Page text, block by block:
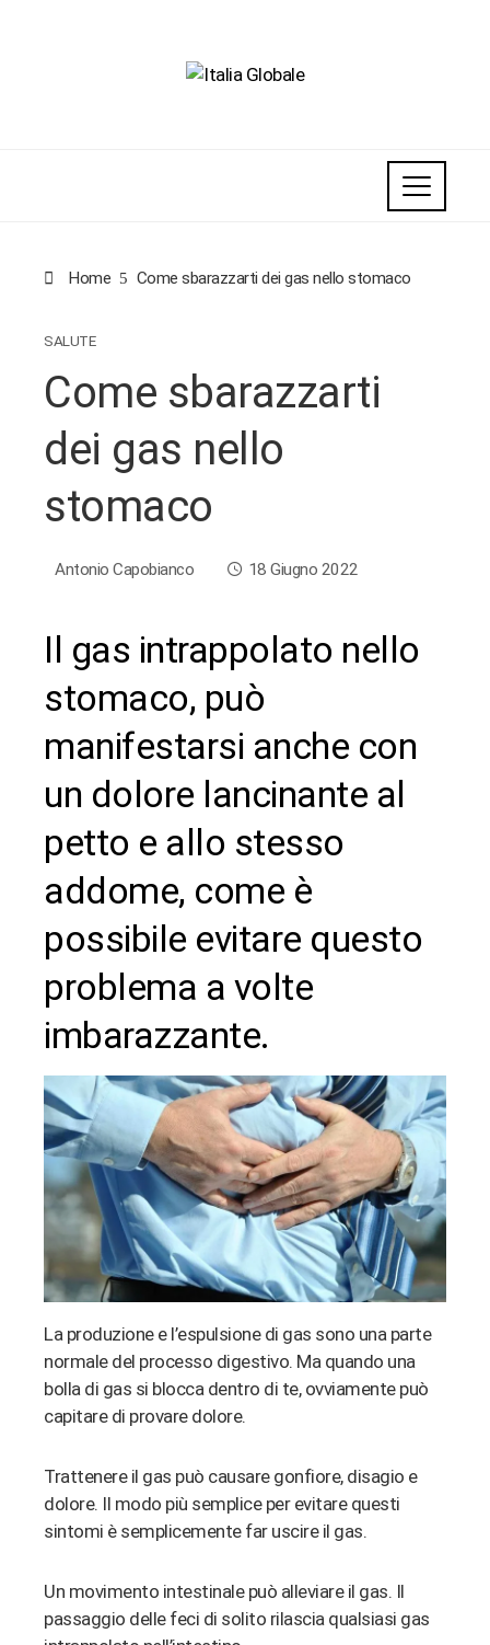
Home Come sbarazzarti dei gas nello stomaco
SALUTE
Come sbarazzarti
dei gas nello
stomaco
Antonio Capobianco 18 Giugno 2022
Il gas intrappolato nello
stomaco, può
manifestarsi anche con
un dolore lancinante al
petto e allo stesso
addome, come è
possibile evitare questo
problema a volte
imbarazzante.
La produzione e l’espulsione di gas sono una parte
normale del processo digestivo. Ma quando una
bolla di gas si blocca dentro di te, ovviamente può
capitare di provare dolore.
Trattenere il gas può causare gonfiore, disagio e
dolore. Il modo più semplice per evitare questi
sintomi è semplicemente far uscire il gas.
Un movimento intestinale può alleviare il gas. Il
passaggio delle feci di solito rilascia qualsiasi gas